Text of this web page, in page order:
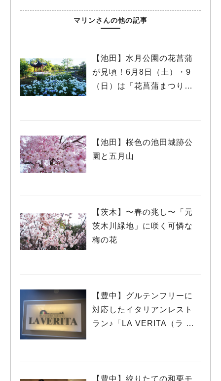
マリンさんの他の記事
【池田】水月公園の花菖蒲
が見頃！6月8日（土）・9
（日）は「花菖蒲まつり」
【池田】桜色の池田城跡公
園と五月山
【茨木】〜春の兆し〜「元
茨木川緑地」に咲く可憐な
梅の花
【豊中】グルテンフリーに
対応したイタリアンレスト
ラン♪「LA VERITA（ラ ヴ
【豊中】絞りたての和栗モ